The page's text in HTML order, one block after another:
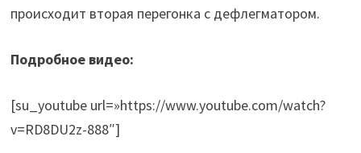
происходит вторая перегонка с дефлегматором.
Подробное видео:
[su_youtube url=»https://www.youtube.com/watch?
v=RD8DU2z-888″]